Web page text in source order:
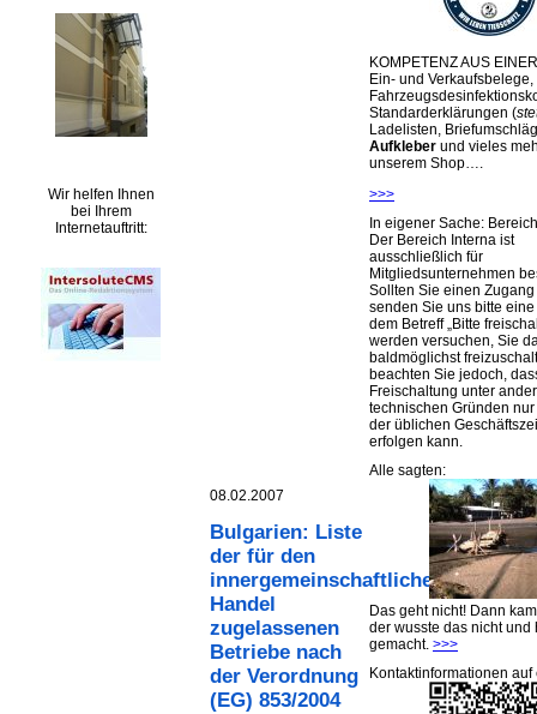
Wir helfen Ihnen
bei Ihrem
Internetauftritt:
08.02.2007
Bulgarien: Liste
der für den
innergemeinschaftlichen
Handel
zugelassenen
Betriebe nach
der Verordnung
(EG) 853/2004
KOMPETENZ AUS
Ein- und Verkaufsbelege,
Standarderklärungen (
Ladelisten,
Aufkleber und vieles
unserem Shop….
>>>
In eigener Sache:
Der Bereich Interna ist
ausschließlich für
Mitgliedsunternehmen
Sollten Sie einen
senden Sie uns bitte
dem Betreff „Bitte
werden versuchen, Sie
baldmöglichst
beachten Sie jedoch,
Freischaltung unter
technischen Gründen
der üblichen
erfolgen kann.
Alle sagten:
Das geht nicht! Dann
der wusste das nicht und
gemacht. >>>
Kontaktinformationen